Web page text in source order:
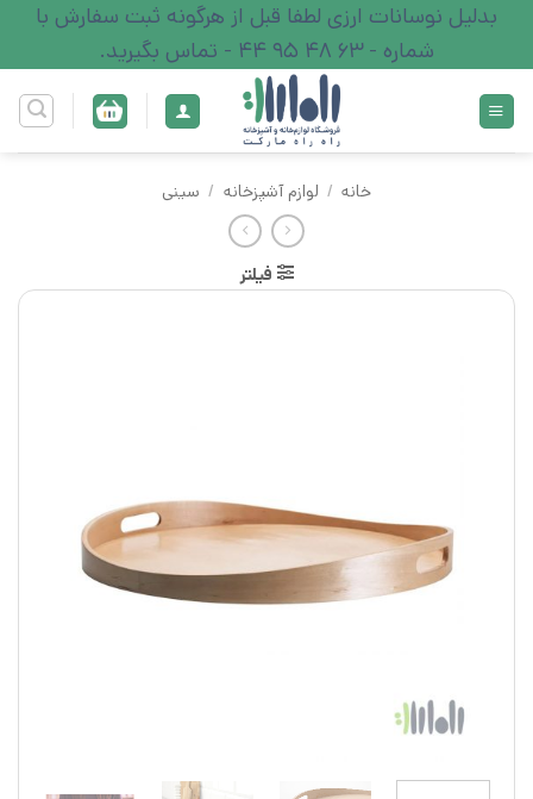
content
بدلیل نوسانات ارزی لطفا قبل از هرگونه ثبت سفارش با
شماره - 63 48 95 44 - تماس بگیرید.
خانه / لوازم آشپزخانه / سینی
فیلتر